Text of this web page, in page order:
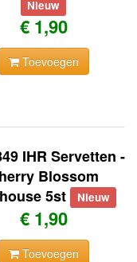
Nieuw
€ 1,90
Toevoegen
IHR Servetten -
Blossom
5st Nieuw
€ 1,90
Toevoegen